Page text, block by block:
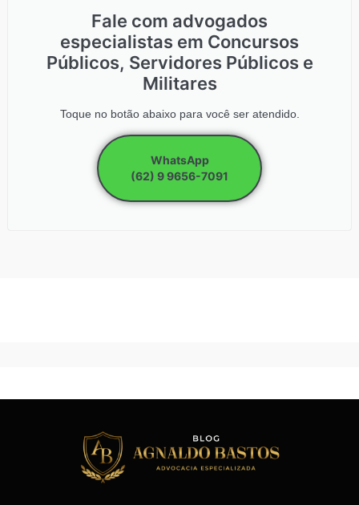
Fale com advogados
especialistas em Concursos
Públicos, Servidores Públicos e
Militares
Toque no botão abaixo para você ser atendido.
WhatsApp
(62) 9 9656-7091